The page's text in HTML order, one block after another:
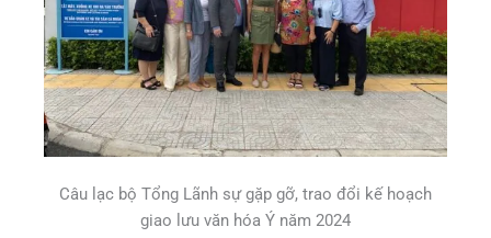
Câu lạc bộ Tổng Lãnh sự gặp gỡ, trao đổi kế hoạch
giao lưu văn hóa Ý năm 2024